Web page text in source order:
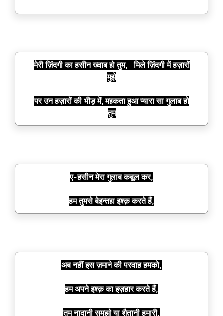
मेरी ज़िंदगी का हसीन ख्वाब हो तुम, मिले ज़िंदगी में हज़ारों
मुझे
पर उन हज़ारों की भीड़ में, महकता हुआ प्यारा सा गुलाब हो
तुम
ए-हसीन मेरा गुलाब कबूल कर,
हम तुमसे बेइन्तहा इश्क़ करते हैं,
अब नहीं इस ज़माने की परवाह हमको,
हम अपने इश्क़ का इज़हार करते हैं,
तुम नादानी समझो या शैतानी हमारी,